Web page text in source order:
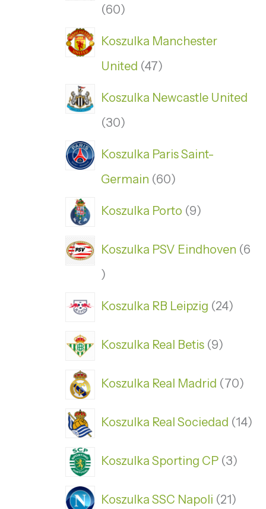
60
Koszulka Manchester
United 47
Koszulka Newcastle United
30
Koszulka Paris Saint-
Germain 60
Koszulka Porto 9
Koszulka PSV Eindhoven 6
Koszulka RB Leipzig 24
Koszulka Real Betis 9
Koszulka Real Madrid 70
Koszulka Real Sociedad 14
Koszulka Sporting CP 3
Koszulka SSC Napoli 21